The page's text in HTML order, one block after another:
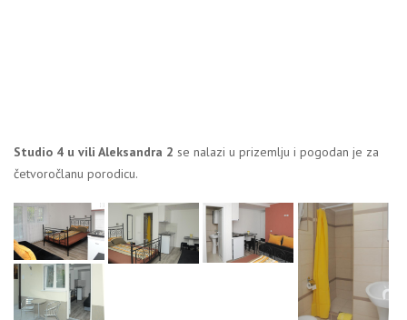
Studio 4 u vili Aleksandra 2 se nalazi u prizemlju i pogodan je za
četvoročlanu porodicu.